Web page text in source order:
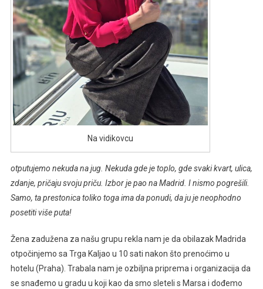
Na vidikovcu
otputujemo nekuda na jug. Nekuda gde je toplo, gde svaki kvart, ulica,
zdanje, pričaju svoju priču. Izbor je pao na Madrid. I nismo pogrešili.
Samo, ta prestonica toliko toga ima da ponudi, da ju je neophodno
posetiti više puta!
Žena zadužena za našu grupu rekla nam je da obilazak Madrida
otpočinjemo sa Trga Kaljao u 10 sati nakon što prenoćimo u
hotelu (Praha). Trabala nam je ozbiljna priprema i organizacija da
se snađemo u gradu u koji kao da smo sleteli s Marsa i dođemo